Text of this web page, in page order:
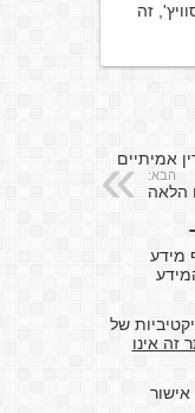
זה
אמיתיים
הבא:
הלאה
מידע
של
זה אינו